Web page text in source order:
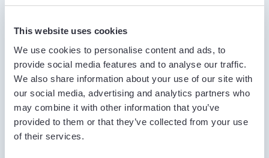
This website uses cookies
We use cookies to personalise content and ads, to
provide social media features and to analyse our traffic.
We also share information about your use of our site with
our social media, advertising and analytics partners who
may combine it with other information that you’ve
provided to them or that they’ve collected from your use
of their services.
НАЗВА КОМПАНІЇ
НОМЕР ТЕЛЕФОНУ